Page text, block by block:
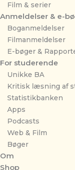
Film & serier
Anmeldelser & e-
Boganmeldelser
Filmanmeldelser
E-bøger &
For studerende
Unikke BA
Kritisk læsning af
Statistikbanken
Apps
Podcasts
Web & Film
Bøger
Om
Shop